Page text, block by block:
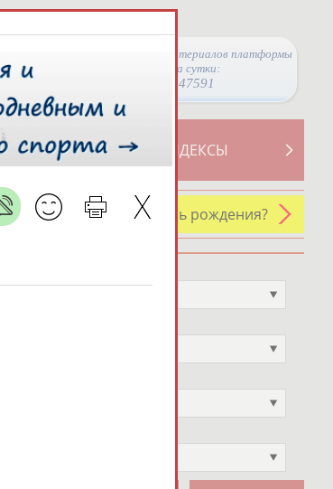
Просмотры материалов платформы
за сутки:
47591
СВОДНЫЕ ИНДЕКСЫ
У кого сегодня день рождения?